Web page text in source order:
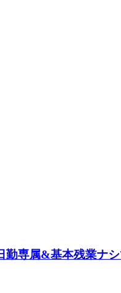
専属&基本残業ナシ